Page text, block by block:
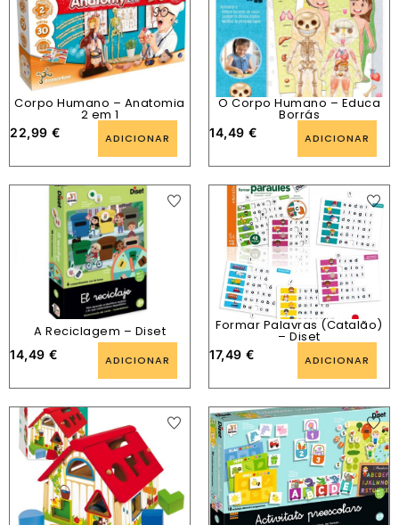
Corpo Humano – Anatomia
2 em 1
22,99 € ADICIONAR
O Corpo Humano – Educa
Borrás
14,49 € ADICIONAR
A Reciclagem – Diset
14,49 € ADICIONAR
Formar Palavras (Catalão)
– Diset
17,49 € ADICIONAR